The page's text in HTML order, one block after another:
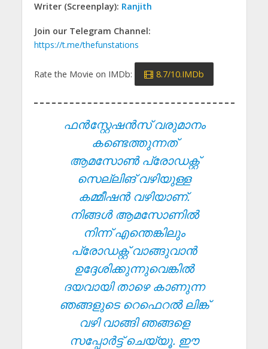
Writer (Screenplay): Ranjith
Join our Telegram Channel:
https://t.me/thefunstations
Rate the Movie on IMDb: 8.7/10.IMDb
ഫൻസ്റ്റേഷൻസ് വരുമാനം
കണ്ടെത്തുന്നത്
ആമസോൺ പ്രോഡക്റ്റ്
സെല്ലിങ് വഴിയുള്ള
കമ്മീഷൻ വഴിയാണ്.
നിങ്ങൾ ആമസോണിൽ
നിന്ന് എന്തെങ്കിലും
പ്രോഡക്റ്റ് വാങ്ങുവാൻ
ഉദ്ദേശിക്കുന്നുവെങ്കിൽ
ദയവായി താഴെ കാണുന്ന
ഞങ്ങളുടെ റെഫെറൽ ലിങ്ക്
വഴി വാങ്ങി ഞങ്ങളെ
സപ്പോർട്ട് ചെയ്യൂ. ഈ